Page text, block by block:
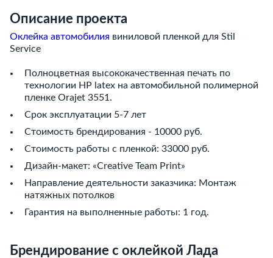
Описание проекта
Оклейка автомобилия виниловой пленкой для Stil
Service
Полноцветная высококачественная печать по
технологии HP latex на автомобильной полимерной
пленке Orajet 3551.
Срок эксплуатации 5-7 лет
Стоимость брендирования - 10000 руб.
Стоимость работы с пленкой: 33000 руб.
Дизайн-макет: «Creative Team Print»
Направление деятельности заказчика: Монтаж
натяжных потолков
Гарантия на выполненные работы: 1 год.
Брендирование с оклейкой Лада